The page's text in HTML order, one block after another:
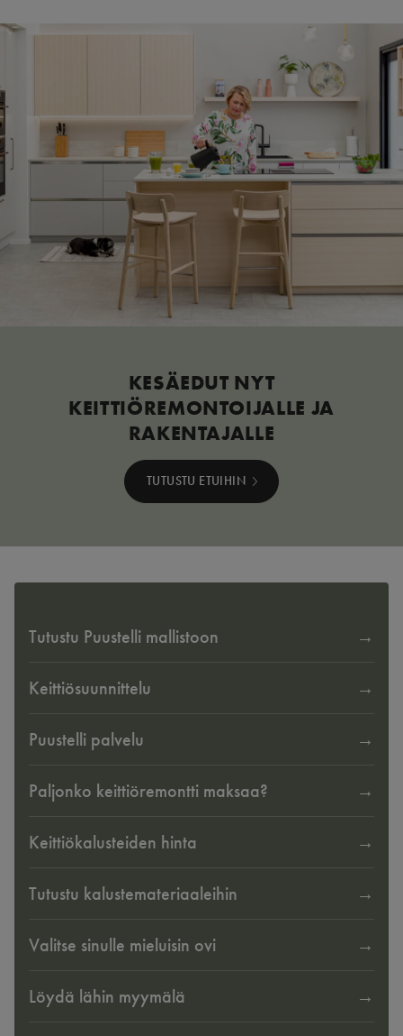
KESÄEDUT NYT
KEITTIÖREMONTOIJALLE JA
RAKENTAJALLE
TUTUSTU ETUIHIN
Tutustu Puustelli mallistoon
Keittiösuunnittelu
Puustelli palvelu
Paljonko keittiöremontti maksaa?
Keittiökalusteiden hinta
Tutustu kalustemateriaaleihin
Valitse sinulle mieluisin ovi
Löydä lähin myymälä